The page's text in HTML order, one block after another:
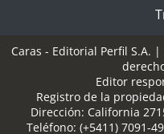
Caras - Editorial Perfil S.A. |
Editor
Registro de la
Dirección: California
Teléfono: (+5411) 7091-